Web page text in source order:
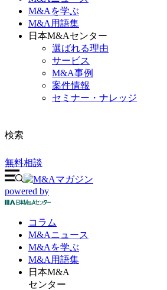
M&Aを学ぶ
M&A用語集
日本M&Aセンター
選ばれる理由
サービス
M&A事例
案件情報
セミナー・ナレッジ
検索
無料相談
powered by
コラム
M&Aニュース
M&Aを学ぶ
M&A 用語集
日本M&A
センター